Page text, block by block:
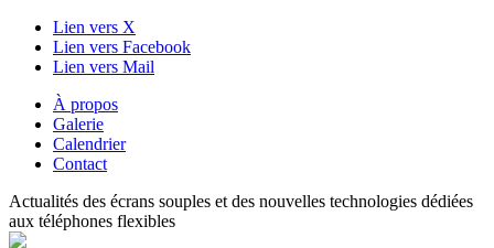
Lien vers X
Lien vers Facebook
Lien vers Mail
À propos
Galerie
Calendrier
Contact
Actualités des écrans souples et des nouvelles technologies dédiées
aux téléphones flexibles